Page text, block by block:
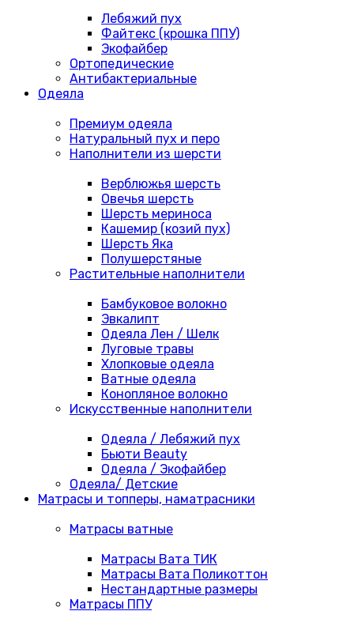
Лебяжий пух
Файтекс (крошка ППУ)
Экофайбер
Ортопедические
Антибактериальные
Одеяла
Премиум одеяла
Натуральный пух и перо
Наполнители из шерсти
Верблюжья шерсть
Овечья шерсть
Шерсть мериноса
Кашемир (козий пух)
Шерсть Яка
Полушерстяные
Растительные наполнители
Бамбуковое волокно
Эвкалипт
Одеяла Лен / Шелк
Луговые травы
Хлопковые одеяла
Ватные одеяла
Конопляное волокно
Искусственные наполнители
Одеяла / Лебяжий пух
Бьюти Beauty
Одеяла / Экофайбер
Одеяла/ Детские
Матрасы и топперы, наматрасники
Матрасы ватные
Матрасы Вата ТИК
Матрасы Вата Поликоттон
Нестандартные размеры
Матрасы ППУ